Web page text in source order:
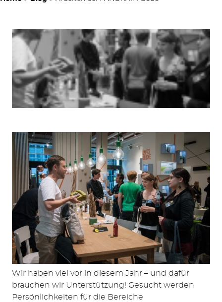
Wir haben viel vor in diesem Jahr – und dafür
brauchen wir Unterstützung! Gesucht werden
Persönlichkeiten für die Bereiche